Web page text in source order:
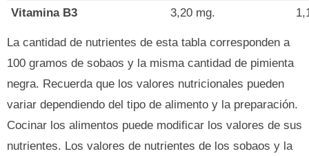
Vitamina B3
3,20 mg.
La cantidad de nutrientes de esta tabla corresponden a
100 gramos de sobaos y la misma cantidad de pimienta
negra. Recuerda que los valores nutricionales pueden
variar dependiendo del tipo de alimento y la preparación.
Cocinar los alimentos puede modificar los valores de sus
nutrientes. Los valores de nutrientes de los sobaos y la